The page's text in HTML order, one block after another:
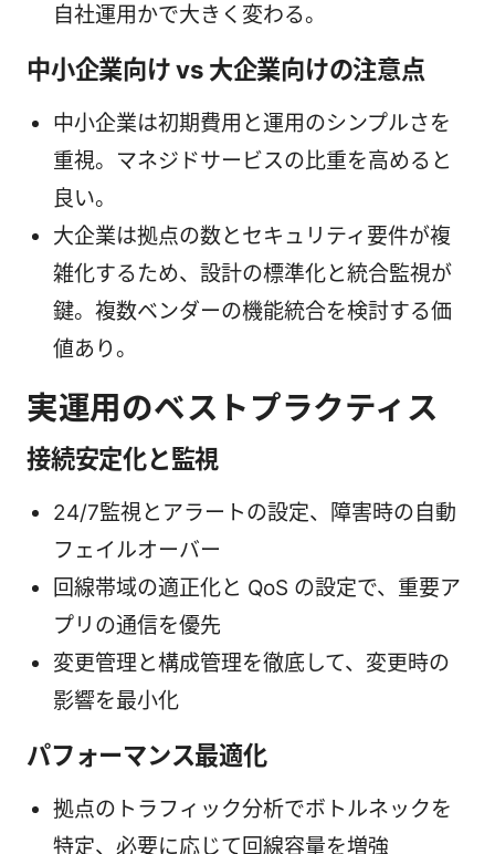
自社運用かで大きく変わる。
中小企業向け vs 大企業向けの注意点
中小企業は初期費用と運用のシンプルさを
重視。マネジドサービスの比重を高めると
良い。
大企業は拠点の数とセキュリティ要件が複
雑化するため、設計の標準化と統合監視が
鍵。複数ベンダーの機能統合を検討する価
値あり。
実運用のベストプラクティス
接続安定化と監視
24/7監視とアラートの設定、障害時の自動
フェイルオーバー
回線帯域の適正化と QoS の設定で、重要ア
プリの通信を優先
変更管理と構成管理を徹底して、変更時の
影響を最小化
パフォーマンス最適化
拠点のトラフィック分析でボトルネックを
特定、必要に応じて回線容量を増強